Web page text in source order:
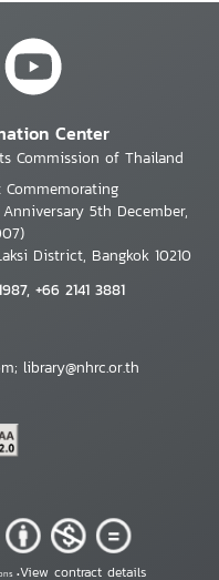
Center
Commission of Thailand
Commemorating
5th December,
District, Bangkok 10210
+66 2141 3881
library@nhrc.or.th
•View contract details